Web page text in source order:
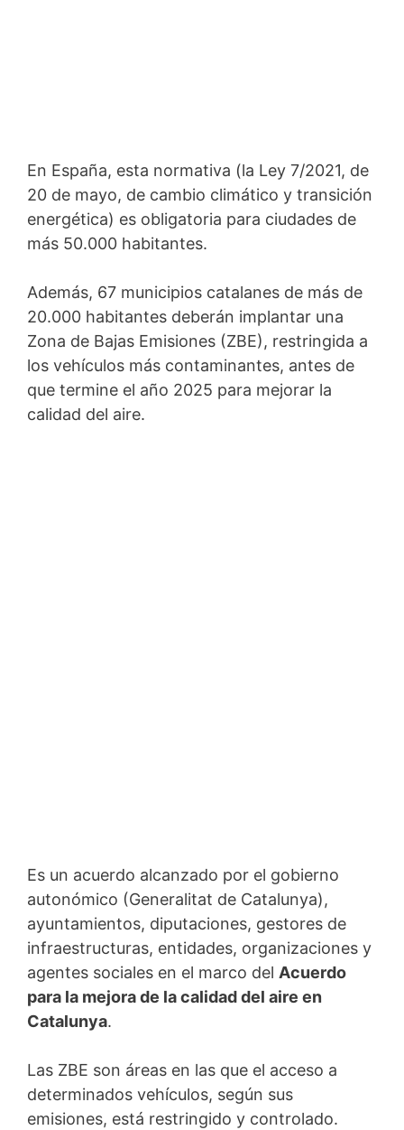
En España, esta normativa (la Ley 7/2021, de
20 de mayo, de cambio climático y transición
energética) es obligatoria para ciudades de
más 50.000 habitantes.
Además, 67 municipios catalanes de más de
20.000 habitantes deberán implantar una
Zona de Bajas Emisiones (ZBE), restringida a
los vehículos más contaminantes, antes de
que termine el año 2025 para mejorar la
calidad del aire.
Es un acuerdo alcanzado por el gobierno
autonómico (Generalitat de Catalunya),
ayuntamientos, diputaciones, gestores de
infraestructuras, entidades, organizaciones y
agentes sociales en el marco del Acuerdo
para la mejora de la calidad del aire en
Catalunya.
Las ZBE son áreas en las que el acceso a
determinados vehículos, según sus
emisiones, está restringido y controlado.